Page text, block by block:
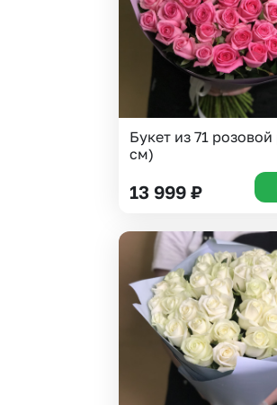
Букет из 71
см)
13 999 ₽